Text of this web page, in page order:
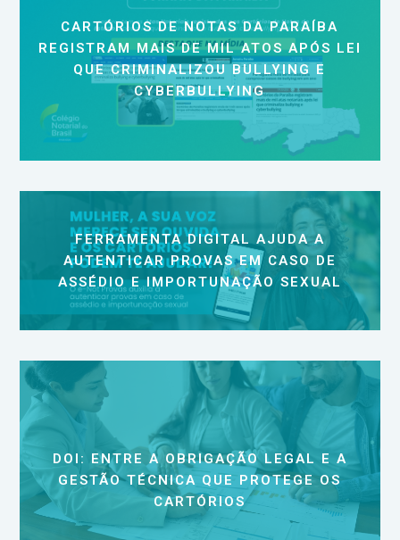
CARTÓRIOS DE NOTAS DA PARAÍBA
REGISTRAM MAIS DE MIL ATOS APÓS LEI
QUE CRIMINALIZOU BULLYING E
CYBERBULLYING
FERRAMENTA DIGITAL AJUDA A
AUTENTICAR PROVAS EM CASO DE
ASSÉDIO E IMPORTUNAÇÃO SEXUAL
DOI: ENTRE A OBRIGAÇÃO LEGAL E A
GESTÃO TÉCNICA QUE PROTEGE OS
CARTÓRIOS